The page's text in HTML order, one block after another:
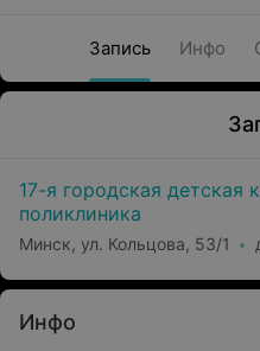
Запись Инфо
17-я городская детская
поликлиника
Минск, ул. Кольцова, 53/1
Инфо